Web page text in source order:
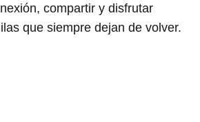
compartir y disfrutar
que siempre dejan de volver.